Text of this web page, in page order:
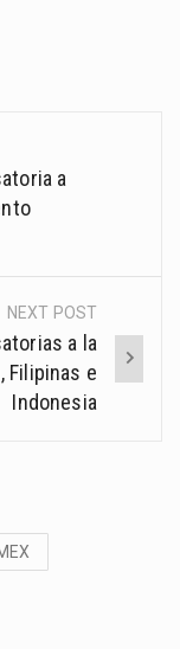
a
NEXT POST
a la
Filipinas e
Indonesia